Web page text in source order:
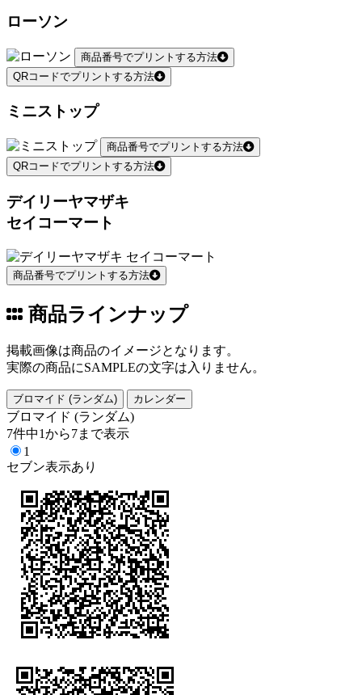
ローソン
商品番号でプリントする方法
QRコードでプリントする方法
ミニストップ
商品番号でプリントする方法
QRコードでプリントする方法
デイリーヤマザキ
セイコーマート
商品番号でプリントする方法
商品ラインナップ
掲載画像は商品のイメージとなります。
実際の商品にSAMPLEの文字は入りません。
ブロマイド (ランダム) カレンダー
ブロマイド (ランダム)
7件中1から7まで表示
1
セブン表示あり